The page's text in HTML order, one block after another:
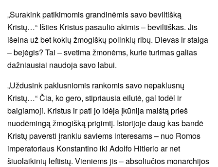
„Surakink patikimomis grandinėmis savo beviltišką
Kristų…“ Išties Kristus pasaulio akimis – beviltiškas. Jis
išeina už bet kokių žmogiškų polinkių ribų. Dievas ir staiga
– bejėgis? Tai – svetima žmonėms, kurie turimas galias
dažniausiai naudoja savo labui.
„Uždusink paklusniomis rankomis savo nepaklusnų
Kristų…“ Čia, ko gero, stipriausia eilutė, gal todėl ir
baigiamoji. Kristus ir pati jo idėja įkūnija maištą prieš
nuodėmingą žmogišką prigimtį. Istorijoje daug kas bandė
Kristų paversti įrankiu saviems interesams – nuo Romos
imperatoriaus Konstantino iki Adolfo Hitlerio ar net
šiuolaikinių leftistų. Vieniems jis – absoliučios monarchijos